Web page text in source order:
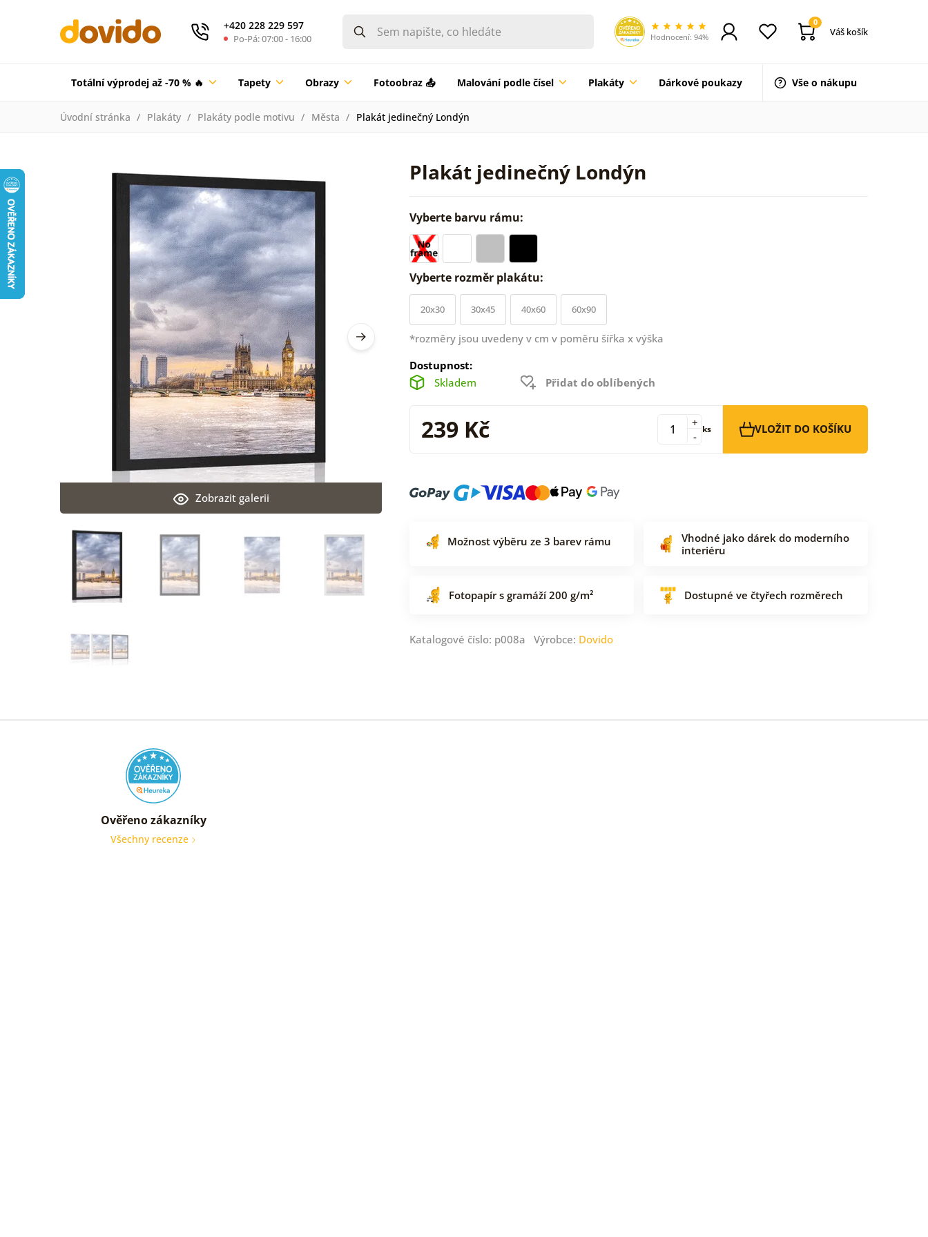
+420 228 229 597
Po-Pá: 07:00 - 16:00 Hodnocení: 94%
0
Váš košík
Totální výprodej až -70 % 🔥 Tapety Obrazy Fotoobraz 📤 Malování podle čísel Plakáty Dárkové poukazy Vše o nákupu
Úvodní stránka Plakáty Plakáty podle motivu Města Plakát jedinečný Londýn
Plakát jedinečný Londýn
Zobrazit galerii
Vyberte barvu rámu:
Vyberte rozměr plakátu:
20x30 30x45 40x60 60x90
*rozměry jsou uvedeny v cm v poměru šířka x výška
Dostupnost:
Skladem
Přidat do oblíbených
239 Kč -
+ ks VLOŽIT DO KOŠÍKU
Možnost výběru ze 3 barev rámu
Vhodné jako dárek do moderního
interiéru
Fotopapír s gramáží 200 g/m² Dostupné ve čtyřech rozměrech
Katalogové číslo: p008a Výrobce: Dovido
Ověřeno zákazníky
Všechny recenze